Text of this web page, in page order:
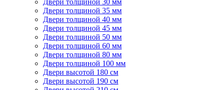
Двери толщиной 30 мм
Двери толщиной 35 мм
Двери толщиной 40 мм
Двери толщиной 45 мм
Двери толщиной 50 мм
Двери толщиной 60 мм
Двери толщиной 80 мм
Двери толщиной 100 мм
Двери высотой 180 см
Двери высотой 190 см